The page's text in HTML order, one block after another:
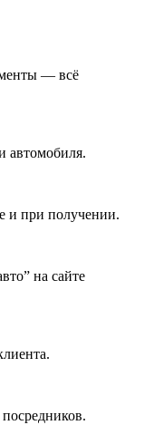
— всё
автомобиля.
и при получении.
на сайте